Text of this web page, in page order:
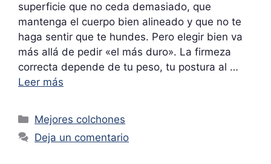
superficie que no ceda demasiado, que
mantenga el cuerpo bien alineado y que no te
haga sentir que te hundes. Pero elegir bien va
más allá de pedir «el más duro». La firmeza
correcta depende de tu peso, tu postura al …
Leer más
Categorías
Mejores colchones
Deja un comentario